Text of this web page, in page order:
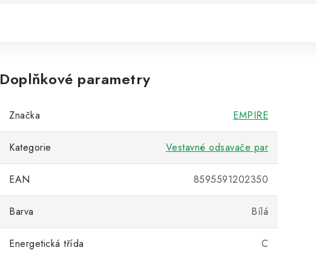
Doplňkové parametry
Značka EMPIRE
Kategorie Vestavné odsavače par
EAN 8595591202350
Barva Bílá
Energetická třída C